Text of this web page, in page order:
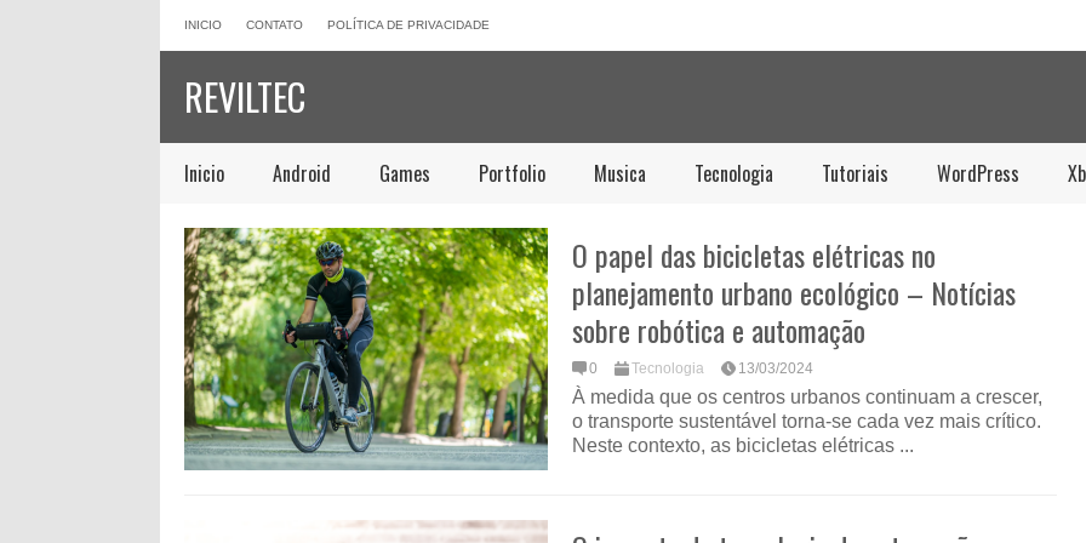
INICIO CONTATO POLÍTICA DE PRIVACIDADE
REVILTEC
Inicio Android Games Portfolio Musica Tecnologia Tutoriais WordPress
O papel das bicicletas elétricas no
planejamento urbano ecológico – Notícias
sobre robótica e automação
0 Tecnologia 13/03/2024
À medida que os centros urbanos continuam a crescer,
o transporte sustentável torna-se cada vez mais crítico.
Neste contexto, as bicicletas elétricas ...